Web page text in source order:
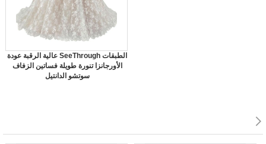
عالية الرقبة عودة SeeThrough الطبقات
الأورجانزا تنورة طويلة فساتين الزفاف
سوتشو الدانتيل